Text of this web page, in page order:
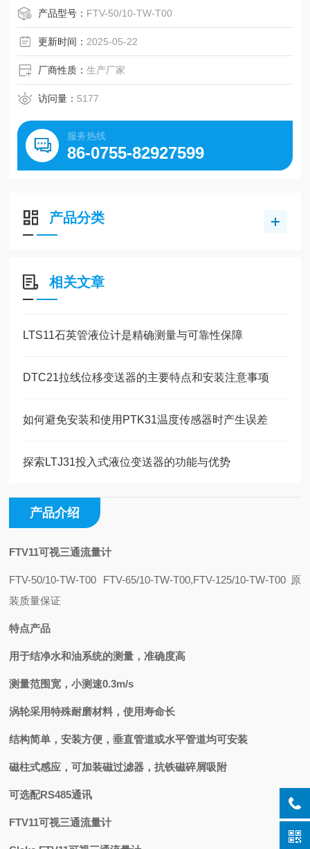
测量范围宽，小测速0.3m/s
涡轮采用特殊耐磨材料，使用寿命长
结构简单，安装方便，垂直管道或水平管道均可安装
可选配RS485通讯
产品型号： FTV-50/10-TW-T00
更新时间： 2025-05-22
厂商性质：生产厂家
访问量： 5177
服务热线
86-0755-82927599
产品分类
相关文章
LTS11石英管液位计是精确测量与可靠性保障
DTC21拉线位移变送器的主要特点和安装注意事项
如何避免安装和使用PTK31温度传感器时产生误差
探索LTJ31投入式液位变送器的功能与优势
产品介绍
FTV11可视三通流量计
FTV-50/10-TW-T00 FTV-65/10-TW-T00,FTV-125/10-TW-T00原
装质量保证
特点产品
用于结净水和油系统的测量，准确度高
测量范围宽，小测速0.3m/s
涡轮采用特殊耐磨材料，使用寿命长
结构简单，安装方便，垂直管道或水平管道均可安装
磁柱式感应，可加装磁过滤器，抗铁磁碎屑吸附
可选配RS485通讯
FTV11可视三通流量计